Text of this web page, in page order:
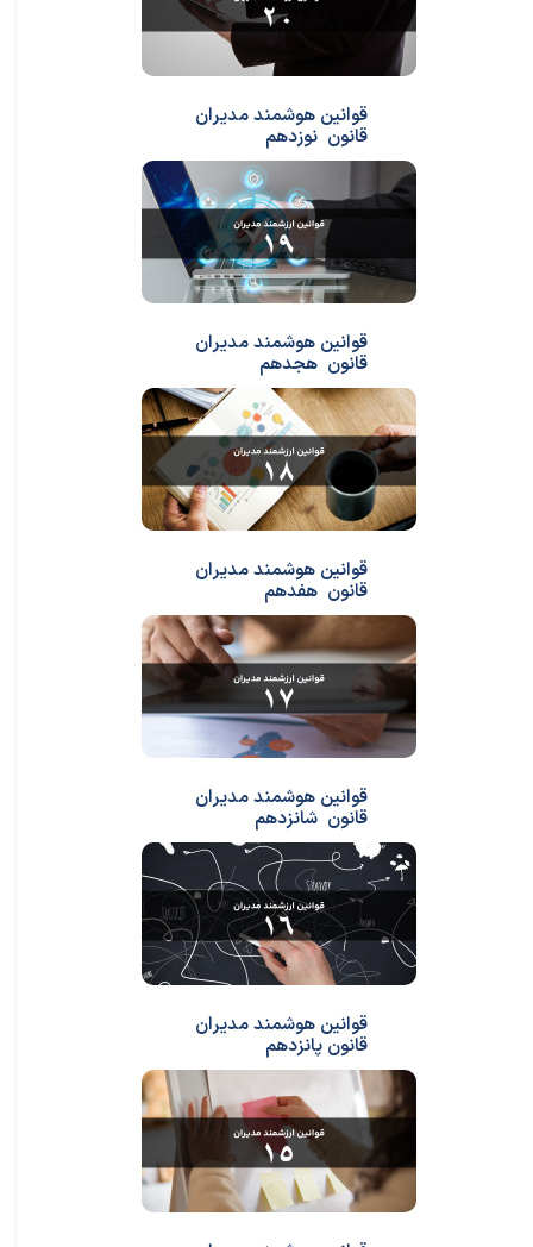
قوانین هوشمند مدیران
قانون نوزدهم
قوانین هوشمند مدیران
قانون هجدهم
قوانین هوشمند مدیران
قانون هفدهم
قوانین هوشمند مدیران
قانون شانزدهم
قوانین هوشمند مدیران
قانون پانزدهم